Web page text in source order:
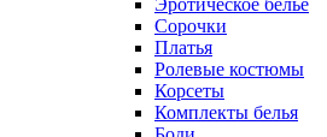
Эротическое белье
Сорочки
Платья
Ролевые костюмы
Корсеты
Комплекты белья